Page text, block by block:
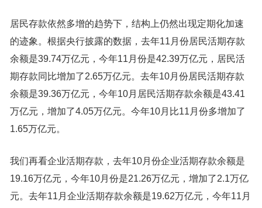
居民存款依然多增的趋势下，结构上仍然出现定期化加速
的迹象。根据央行披露的数据，去年11月份居民活期存款
余额是39.74万亿元，今年11月份是42.39万亿元，居民活
期存款同比增加了2.65万亿元。去年10月份居民活期存款
余额是39.36万亿元，今年10月居民活期存款余额是43.41
万亿元，增加了4.05万亿元。今年10月比11月份多增加了
1.65万亿元。
我们再看企业活期存款，去年10月份企业活期存款余额是
19.16万亿元，今年10月份是21.26万亿元，增加了2.1万亿
元。去年11月企业活期存款余额是19.62万亿元，今年11月